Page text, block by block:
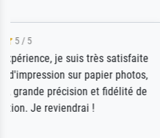
ik beoordeel
Door de 69505
scrollen is echter
stoppen begint het